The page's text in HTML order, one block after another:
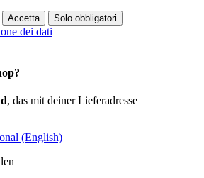
Accetta Solo obbligatori
dei dati
, das mit deiner Lieferadresse
(English)